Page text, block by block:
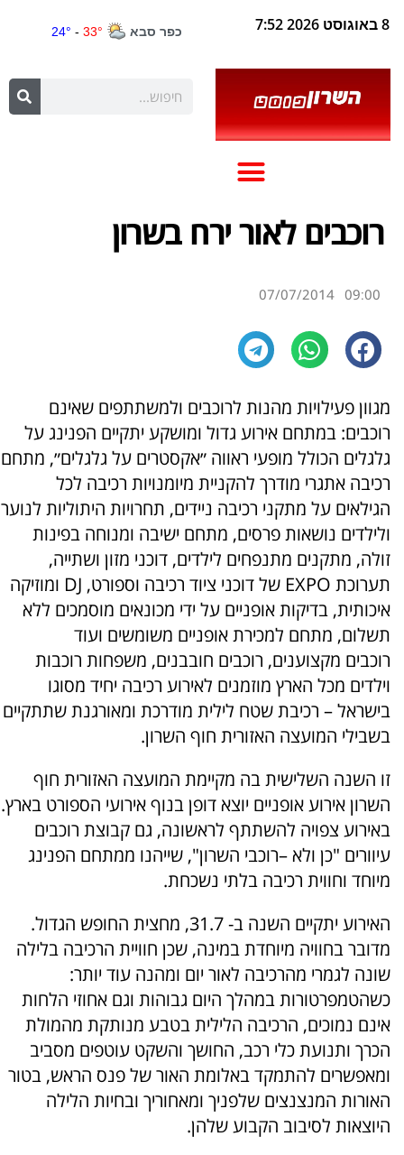
8 באוגוסט 2026 7:52
רוכבים לאור ירח בשרון
09:00
07/07/2014
מגוון פעילויות מהנות לרוכבים ולמשתתפים שאינם
רוכבים: במתחם אירוע גדול ומושקע יתקיים הפנינג על
גלגלים הכולל מופעי ראווה ״אקסטרים על גלגלים״, מתחם
רכיבה אתגרי מודרך להקניית מיומנויות רכיבה לכל
הגילאים על מתקני רכיבה ניידים, תחרויות היתוליות לנוער
ולילדים נושאות פרסים, מתחם ישיבה ומנוחה בפינות
זולה, מתקנים מתנפחים לילדים, דוכני מזון ושתייה,
תערוכת EXPO של דוכני ציוד רכיבה וספורט, DJ ומוזיקה
איכותית, בדיקות אופניים על ידי מכונאים מוסמכים ללא
תשלום, מתחם למכירת אופניים משומשים ועוד
רוכבים מקצוענים, רוכבים חובבנים, משפחות רוכבות
וילדים מכל הארץ מוזמנים לאירוע רכיבה יחיד מסוגו
בישראל – רכיבת שטח לילית מודרכת ומאורגנת שתתקיים
בשבילי המועצה האזורית חוף השרון.
זו השנה השלישית בה מקיימת המועצה האזורית חוף
השרון אירוע אופניים יוצא דופן בנוף אירועי הספורט בארץ.
באירוע צפויה להשתתף לראשונה, גם קבוצת רוכבים
עיוורים "כן ולא –רוכבי השרון", שייהנו ממתחם הפנינג
מיוחד וחווית רכיבה בלתי נשכחת.
האירוע יתקיים השנה ב- 31.7, מחצית החופש הגדול.
מדובר בחוויה מיוחדת במינה, שכן חוויית הרכיבה בלילה
שונה לגמרי מהרכיבה לאור יום ומהנה עוד יותר:
כשהטמפרטורות במהלך היום גבוהות וגם אחוזי הלחות
אינם נמוכים, הרכיבה הלילית בטבע מנותקת מהמולת
הכרך ותנועת כלי רכב, החושך והשקט עוטפים מסביב
ומאפשרים להתמקד באלומת האור של פנס הראש, בטור
האורות המנצנצים שלפניך ומאחוריך ובחיות הלילה
היוצאות לסיבוב הקבוע שלהן.